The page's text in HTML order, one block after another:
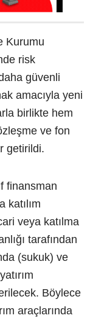
Kurumu
risk
güvenli
amacıyla yeni
birlikte hem
ve fon
getirildi.
finansman
katılım
veya katılma
tarafından
(sukuk) ve
Böylece
araçlarında